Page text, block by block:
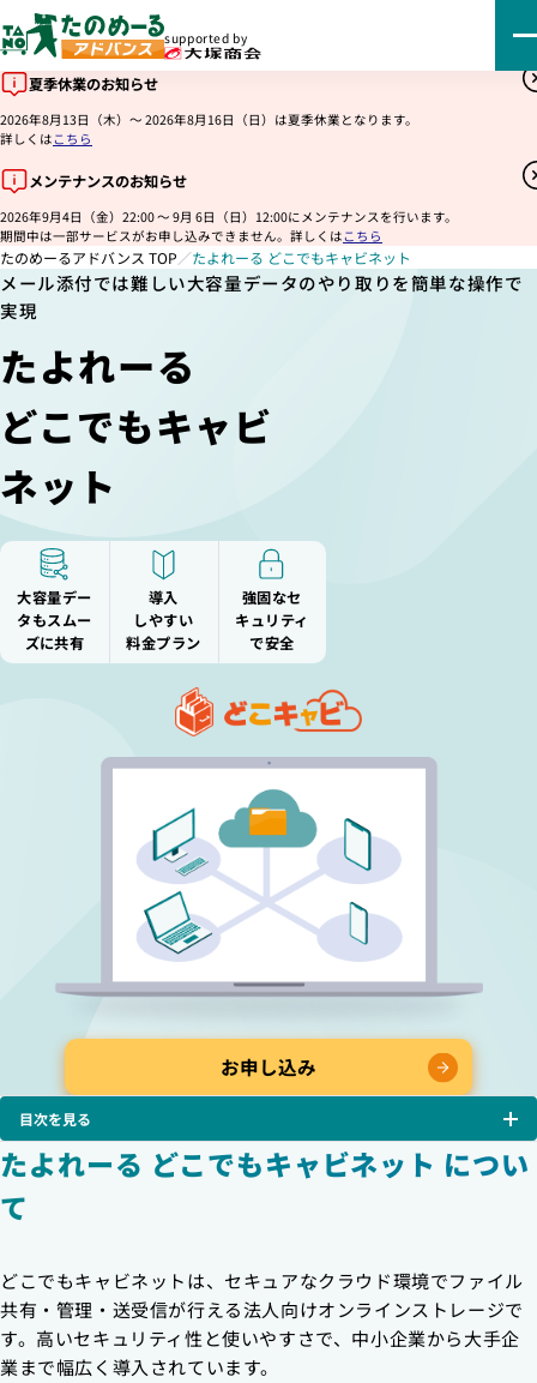
supported by
夏季休業のお知らせ
2026年8月13日（木）～ 2026年8月16日（日）は夏季休業となります。
詳しくはこちら
メンテナンスのお知らせ
2026年9月4日（金）22:00 ～ 9月 6日（日）12:00にメンテナンスを行います。
期間中は一部サービスがお申し込みできません。詳しくはこちら
たのめーるアドバンス TOP／たよれーる どこでもキャビネット
メール添付では難しい大容量データのやり取りを簡単な操作で
実現
たよれーる
どこでもキャビ
ネット
大容量デー
タもスムー
ズに共有
導入
しやすい
料金プラン
強固なセ
キュリティ
で安全
お申し込み
目次を見る
たよれーる どこでもキャビネット につい
て
どこでもキャビネットは、セキュアなクラウド環境でファイル
共有・管理・送受信が行える法人向けオンラインストレージで
す。高いセキュリティ性と使いやすさで、中小企業から大手企
業まで幅広く導入されています。